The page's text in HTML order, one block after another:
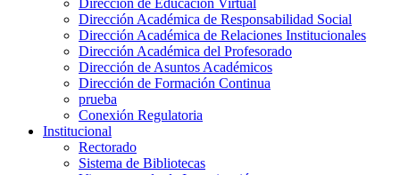
Dirección de Educación Virtual
Dirección Académica de Responsabilidad Social
Dirección Académica de Relaciones Institucionales
Dirección Académica del Profesorado
Dirección de Asuntos Académicos
Dirección de Formación Continua
prueba
Conexión Regulatoria
Institucional
Rectorado
Sistema de Bibliotecas